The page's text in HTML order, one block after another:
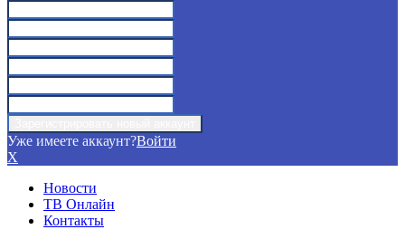
Уже имеете аккаунт?Войти
X
Новости
ТВ Онлайн
Контакты